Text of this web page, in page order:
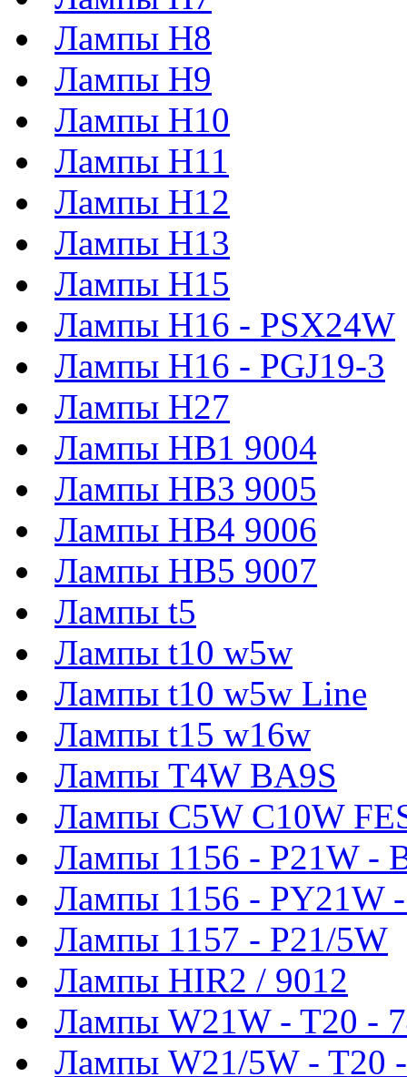
Лампы H8
Лампы H9
Лампы H10
Лампы H11
Лампы H12
Лампы H13
Лампы H15
Лампы H16 - PSX24W
Лампы H16 - PGJ19-3
Лампы H27
Лампы HB1 9004
Лампы HB3 9005
Лампы HB4 9006
Лампы HB5 9007
Лампы t5
Лампы t10 w5w
Лампы t10 w5w Line
Лампы t15 w16w
Лампы T4W BA9S
Лампы C5W C10W
Лампы 1156 - P21W -
Лампы 1156 - PY21W
Лампы 1157 - P21/5W
Лампы HIR2 / 9012
Лампы W21W - T20 -
Лампы W21/5W - T20